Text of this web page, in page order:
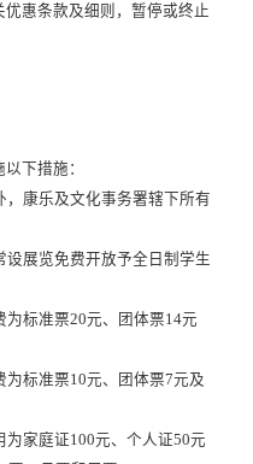
惠条款及细则，暂停或终止
下措施：
，康乐及文化事务署辖下所有
展览免费开放予全日制学生
标准票20元、团体票14元
标准票10元、团体票7元及
家庭证100元、个人证50元